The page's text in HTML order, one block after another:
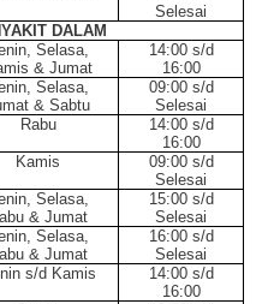
Selesai
DALAM
Selasa,
& Jumat
14:00 s/d
16:00
Selasa,
& Sabtu
09:00 s/d
Selesai
Rabu
14:00 s/d
16:00
Kamis
09:00 s/d
Selesai
Selasa,
& Jumat
15:00 s/d
Selesai
Selasa,
& Jumat
16:00 s/d
Selesai
s/d Kamis
14:00 s/d
16:00